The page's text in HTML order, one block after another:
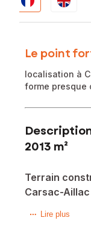
Le point
localisation à
forme presque
2013 m²
Terrain
Carsac-Aillac
Fabienne
Lire plus